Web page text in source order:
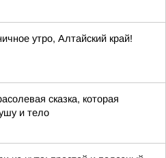
утро, Алтайский край!
сказка, которая
и тело